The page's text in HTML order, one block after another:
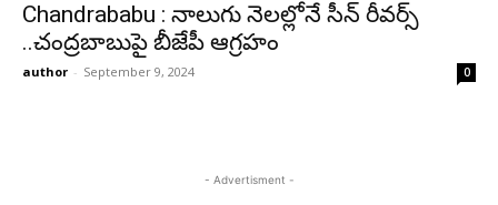
Chandrababu : నాలుగు నెలల్లోనే సీన్ రీవర్స్
..చంద్రబాబుపై బీజేపీ ఆగ్రహం
author - September 9, 2024 0
- Advertisment -